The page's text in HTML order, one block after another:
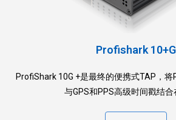
Profishark 10+G
ProfiShark 10G +是最终的便携式TAP，
与GPS和PPS高级时间戳结合